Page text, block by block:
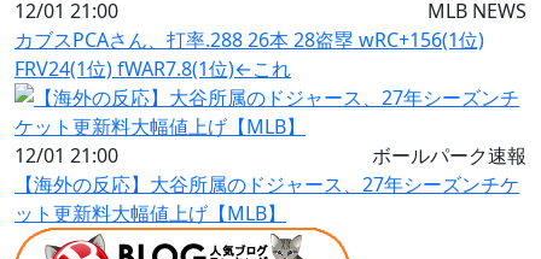
12/01 21:00
MLB NEWS
カブスPCAさん、打率.288 26本 28盗塁 wRC+156(1位)
FRV24(1位) fWAR7.8(1位)←これ
12/01 21:00
ボールパーク速報
【海外の反応】大谷所属のドジャース、27年シーズンチケ
ット更新料大幅値上げ【MLB】